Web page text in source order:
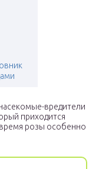
вредители
приходится
розы особенно